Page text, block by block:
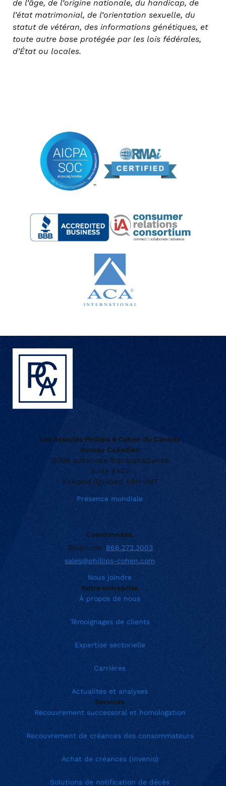
de l’âge, de l’origine nationale, du handicap, de
l’état matrimonial, de l’orientation sexuelle, du
statut de vétéran, des informations génétiques, et
toute autre base protégée par les lois fédérales,
d’État ou locales.
Les Associés Phillips & Cohen du Canada
Bureau Canadien
16766 autoroute Transcanadienne
Suite #402
Kirkland (Québec) H9H 4M7
Présence mondiale
Coordonnées:
Téléphone: 866.272.3003
sales@phillips-cohen.com
Nous joindre
Notre entreprise
À propos de nous
Témoignages de clients
Expertise sectorielle
Carrières
Actualités et analyses
Services
Recouvrement successoral et homologation
Recouvrement de créances des consommateurs
Achat de créances (Invenio)
Solutions de notification de décès